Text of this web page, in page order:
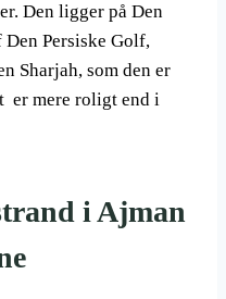
Den ligger på Den
Persiske Golf,
Sharjah, som den er
er mere roligt end i
i Ajman